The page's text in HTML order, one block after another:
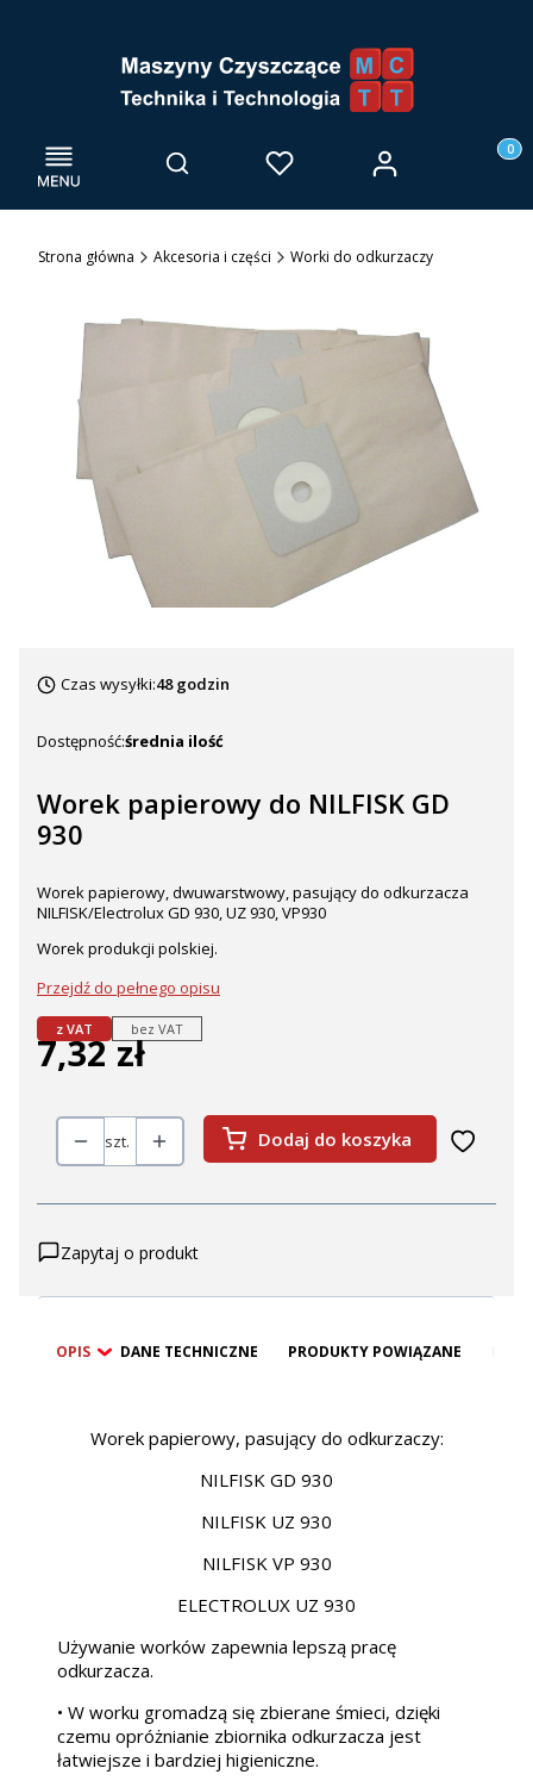
Menu Otwórz wyszukiwarkę
Szukaj Ulubione Zaloguj się
Strona główna Akcesoria i części Worki do odkurzaczy
Czas wysyłki:48 godzin
Dostępność:średnia ilość
Worek papierowy do NILFISK GD
930
Worek papierowy, dwuwarstwowy, pasujący do odkurzacza
NILFISK/Electrolux GD 930, UZ 930, VP930
Worek produkcji polskiej.
Przejdź do pełnego opisu
z VAT bez VAT
Cena
7,32 zł
szt. Dodaj do koszyka
Zapytaj o produkt
OPIS DANE TECHNICZNE PRODUKTY POWIĄZANE
Worek papierowy, pasujący do odkurzaczy:
NILFISK GD 930
NILFISK UZ 930
NILFISK VP 930
ELECTROLUX UZ 930
Używanie worków zapewnia lepszą pracę
odkurzacza.
• W worku gromadzą się zbierane śmieci, dzięki
czemu opróżnianie zbiornika odkurzacza jest
łatwiejsze i bardziej higieniczne.